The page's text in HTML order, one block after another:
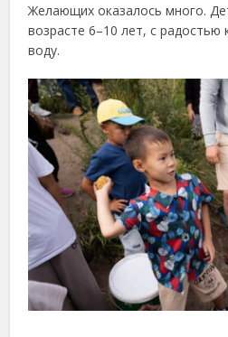
Желающих оказалось много.
возрасте 6–10 лет, с радостью
воду.